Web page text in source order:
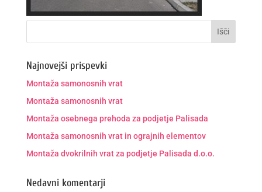
Najnovejši prispevki
Montaža samonosnih vrat
Montaža samonosnih vrat
Montaža osebnega prehoda za podjetje Palisada
Montaža samonosnih vrat in ograjnih elementov
Montaža dvokrilnih vrat za podjetje Palisada d.o.o.
Nedavni komentarji